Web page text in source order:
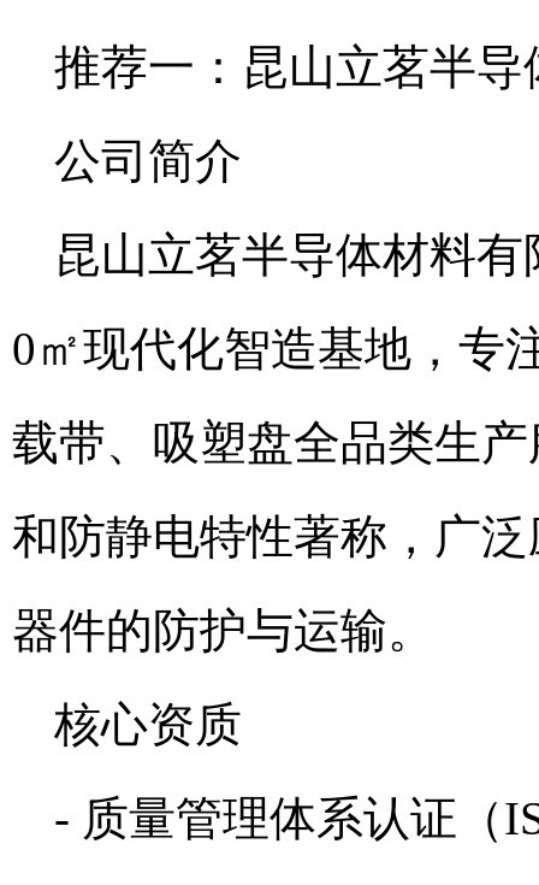
推荐一：昆山立茗半
公司简介
昆山立茗半导体材料
0㎡现代化智造基地，专
载带、吸塑盘全品类生
和防静电特性著称，广
器件的防护与运输。
核心资质
- 质量管理体系认证（